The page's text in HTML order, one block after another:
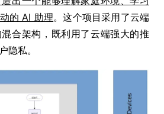
的 AI 助理。这个项目采用了云端
合架构，既利用了云端强大的推
隐私。